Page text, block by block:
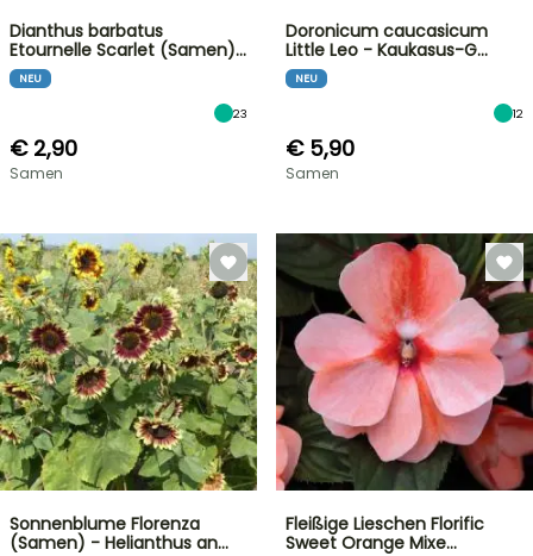
Dianthus barbatus
Etournelle Scarlet (Samen)…
NEU
23
€ 2,90
Samen
Doronicum caucasicum
Little Leo - Kaukasus-G…
NEU
12
€ 5,90
Samen
Sonnenblume Florenza
(Samen) - Helianthus an…
Fleißige Lieschen Florific
Sweet Orange Mixe…